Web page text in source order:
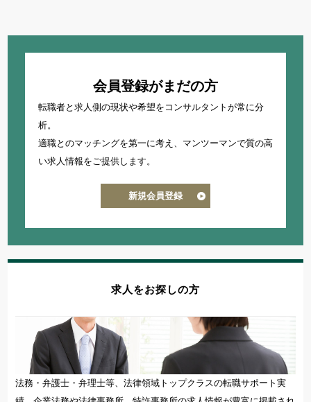
会員登録がまだの方
転職者と求人側の現状や希望をコンサルタントが常に分
析。
適職とのマッチングを第一に考え、 マンツーマンで質の高
い求人情報をご提供します。
新規会員登録
求人をお探しの方
法務・弁護士・弁理士等、法律領域トップクラスの転職サポート実